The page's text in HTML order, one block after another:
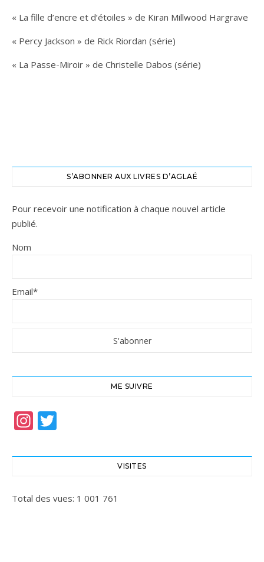
« La fille d’encre et d’étoiles » de Kiran Millwood Hargrave
« Percy Jackson » de Rick Riordan (série)
« La Passe-Miroir » de Christelle Dabos (série)
S’ABONNER AUX LIVRES D’AGLAÉ
Pour recevoir une notification à chaque nouvel article
publié.
Nom
Email*
ME SUIVRE
Instagram
VISITES
Total des vues: 1 001 761